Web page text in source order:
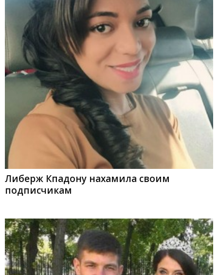
Либерж Кпадону нахамила своим
подписчикам